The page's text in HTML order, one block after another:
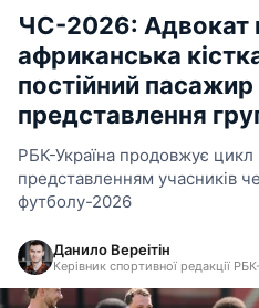
ЧС-2026: Адвокат
африканська
постійний
представлення
РБК-Україна продовжує цикл
представленням учасників
футболу-2026
Данило Вереітін
Керівник спортивної редакції